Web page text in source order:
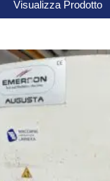
Visualizza Prodotto